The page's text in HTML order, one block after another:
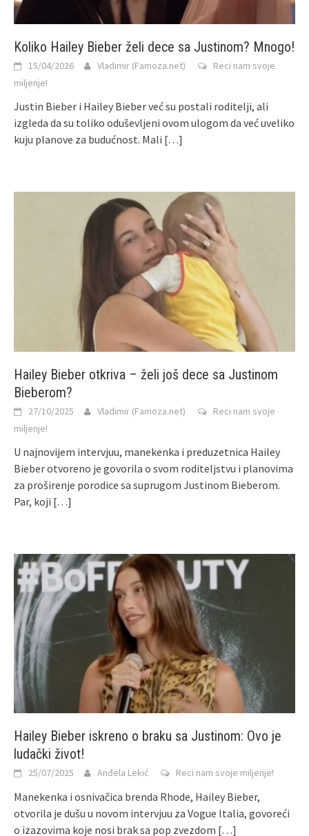
Koliko Hailey Bieber želi dece sa Justinom? Mnogo!
15/04/2026 Vladimir (Famoza.net)
Reci nam svoje
miljenje!
Justin Bieber i Hailey Bieber već su postali roditelji, ali
izgleda da su toliko oduševljeni ovom ulogom da već uveliko
kuju planove za budućnost. Mali […]
Hailey Bieber otkriva – želi još dece sa Justinom
Bieberom?
27/10/2025 Vladimir (Famoza.net)
Reci nam svoje
miljenje!
U najnovijem intervjuu, manekenka i preduzetnica Hailey
Bieber otvoreno je govorila o svom roditeljstvu i planovima
za proširenje porodice sa suprugom Justinom Bieberom.
Par, koji […]
Hailey Bieber iskreno o braku sa Justinom: Ovo je
ludački život!
25/07/2025 Anđela Lekić Reci nam svoje miljenje!
Manekenka i osnivačica brenda Rhode, Hailey Bieber,
otvorila je dušu u novom intervjuu za Vogue Italia, govoreći
o izazovima koje nosi brak sa pop zvezdom […]